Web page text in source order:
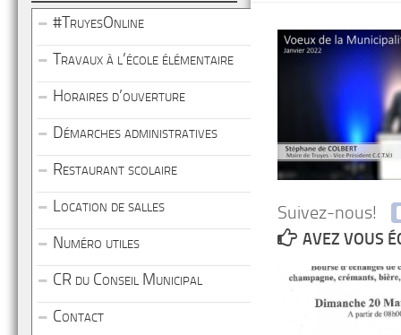
Suivez-nous!
AVEZ VOUS
#TruyesOnline
Travaux à l’école élémentaire
Horaires d’ouverture
Démarches administratives
Restaurant scolaire
Location de salles
Numéro utiles
CR du Conseil Municipal
Contact